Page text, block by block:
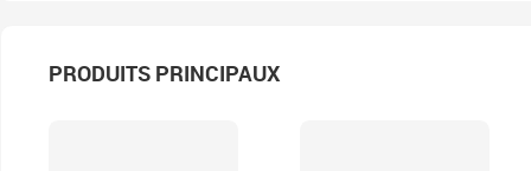
PRODUITS PRINCIPAUX